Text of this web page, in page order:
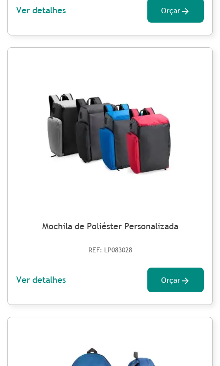
Ver detalhes Orçar
Mochila de Poliéster Personalizada
REF: LP083028
Ver detalhes Orçar